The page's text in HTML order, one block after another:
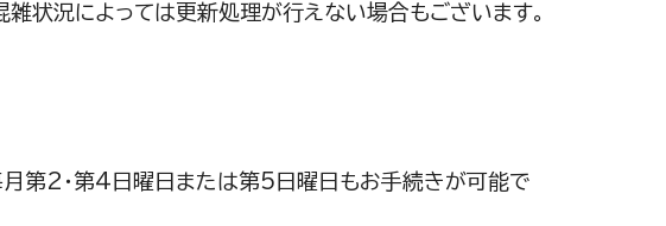
雑状況によっては更新処理が行えない場合もございます。
第2・第4日曜日または第5日曜日もお手続きが可能で